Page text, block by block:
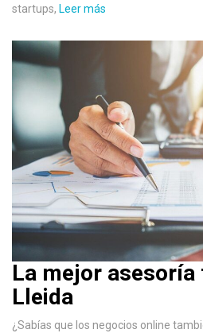
startups, Leer más
La mejor asesoría
Lleida
¿Sabías que los negocios online